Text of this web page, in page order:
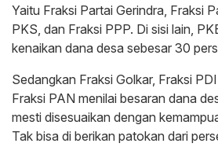
Yaitu Fraksi Partai Gerindra, Fraksi
PKS, dan Fraksi PPP. Di sisi lain,
kenaikan dana desa sebesar 30
Sedangkan Fraksi Golkar, Fraksi
Fraksi PAN menilai besaran dana
mesti disesuaikan dengan
Tak bisa di berikan patokan dari